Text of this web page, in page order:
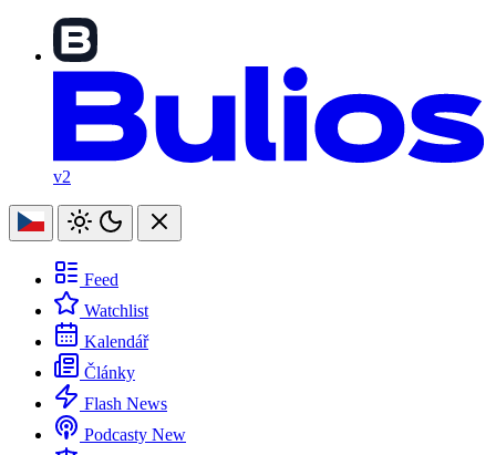
v2
Feed
Watchlist
Kalendář
Články
Flash News
Podcasty New